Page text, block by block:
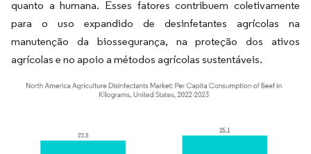
quanto a humana. Esses fatores contribuem coletivamente
para o uso expandido de desinfetantes agrícolas na
manutenção da biossegurança, na proteção dos ativos
agrícolas e no apoio a métodos agrícolas sustentáveis.